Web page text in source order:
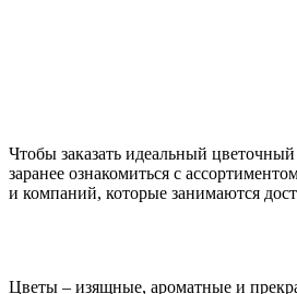
Чтобы заказать идеальный цветочный
заранее ознакомиться с
и компаний, которые занимаются
Цветы – изящные, ароматные и